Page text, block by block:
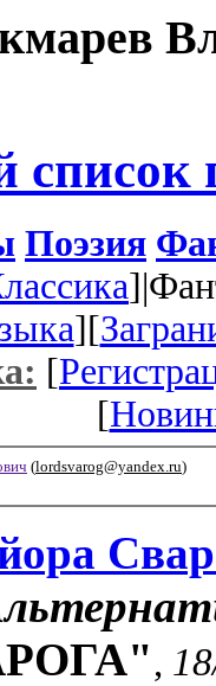
Поэзия
][
[
[
(lordsvarog@yandex.ru)
,